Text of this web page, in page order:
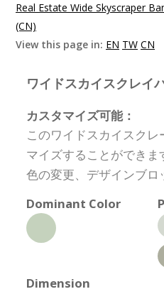
Real Estate Wide Skyscraper
(CN)
View this page in: EN TW CN
ワイドスカイスクレ
カスタマイズ可能：
このワイドスカイスク
マイズすることができ
色の変更、デザインブ
Dominant Color
Dimension